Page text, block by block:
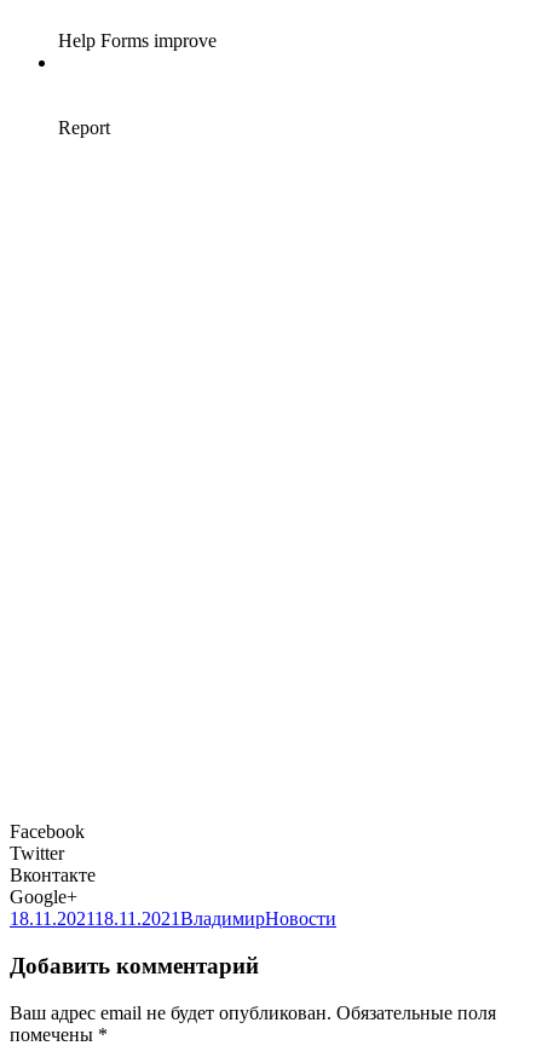
Facebook
Twitter
Вконтакте
Google+
Опубликовано
18.11.202118.11.2021Автор
ВладимирРубрики
Новости
Добавить комментарий
Ваш адрес email не будет опубликован. Обязательные поля
помечены *